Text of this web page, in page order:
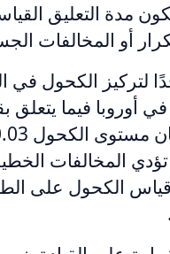
أو المخالفات
أوروبا فيما يتعلق
و0.1٪. قد تؤدي